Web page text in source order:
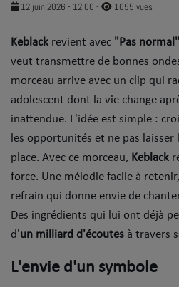
Dans la Street
C quoi ton Actu ?
Dans ton Téléphone
Mic 2 Rue
Première Fois
12 juin 2026 - 12:00 - 1055 vues
Keblack revient avec "Pas normal"
veut transmettre de bonnes
morceau arrive avec un clip qui
adolescent dont la vie change
inattendue. L'idée est simple :
les opportunités et ne pas laisser
place. Avec ce morceau, Keblack
force. Une mélodie facile à
refrain qui donne envie de
Des ingrédients qui lui ont déjà
d'un milliard d'écoutes à travers
L'envie d'un symbole